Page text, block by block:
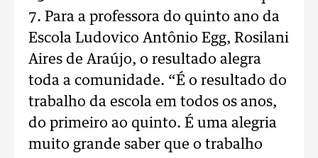
7. Para a professora do quinto ano da
Escola Ludovico Antônio Egg, Rosilani
Aires de Araújo, o resultado alegra
toda a comunidade. “É o resultado do
trabalho da escola em todos os anos,
do primeiro ao quinto. É uma alegria
muito grande saber que o trabalho